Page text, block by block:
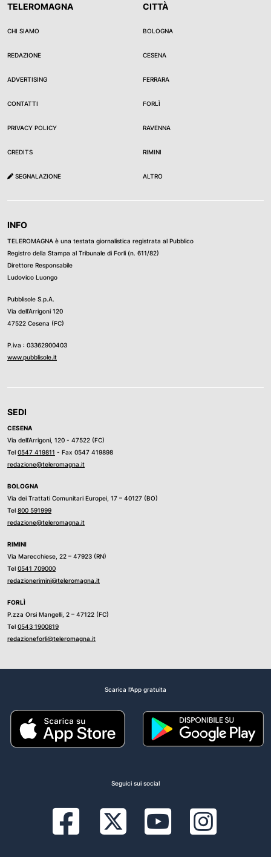
TELEROMAGNA
CHI SIAMO
REDAZIONE
ADVERTISING
CONTATTI
PRIVACY POLICY
CREDITS
SEGNALAZIONE
CITTÀ
BOLOGNA
CESENA
FERRARA
FORLÌ
RAVENNA
RIMINI
ALTRO
INFO
TELEROMAGNA è una testata giornalistica registrata al Pubblico
Registro della Stampa al Tribunale di Forli (n. 611/82)
Direttore Responsabile
Ludovico Luongo
Pubblisole S.p.A.
Via dell’Arrigoni 120
47522 Cesena (FC)
P.iva : 03362900403
www.pubblisole.it
SEDI
CESENA
Via dell’Arrigoni, 120 - 47522 (FC)
Tel 0547 419811 - Fax 0547 419898
redazione@teleromagna.it
BOLOGNA
Via dei Trattati Comunitari Europei, 17 – 40127 (BO)
Tel 800 591999
redazione@teleromagna.it
RIMINI
Via Marecchiese, 22 – 47923 (RN)
Tel 0541 709000
redazionerimini@teleromagna.it
FORLÌ
P.zza Orsi Mangelli, 2 – 47122 (FC)
Tel 0543 1900819
redazioneforli@teleromagna.it
Scarica l'App gratuita
Seguici sui social